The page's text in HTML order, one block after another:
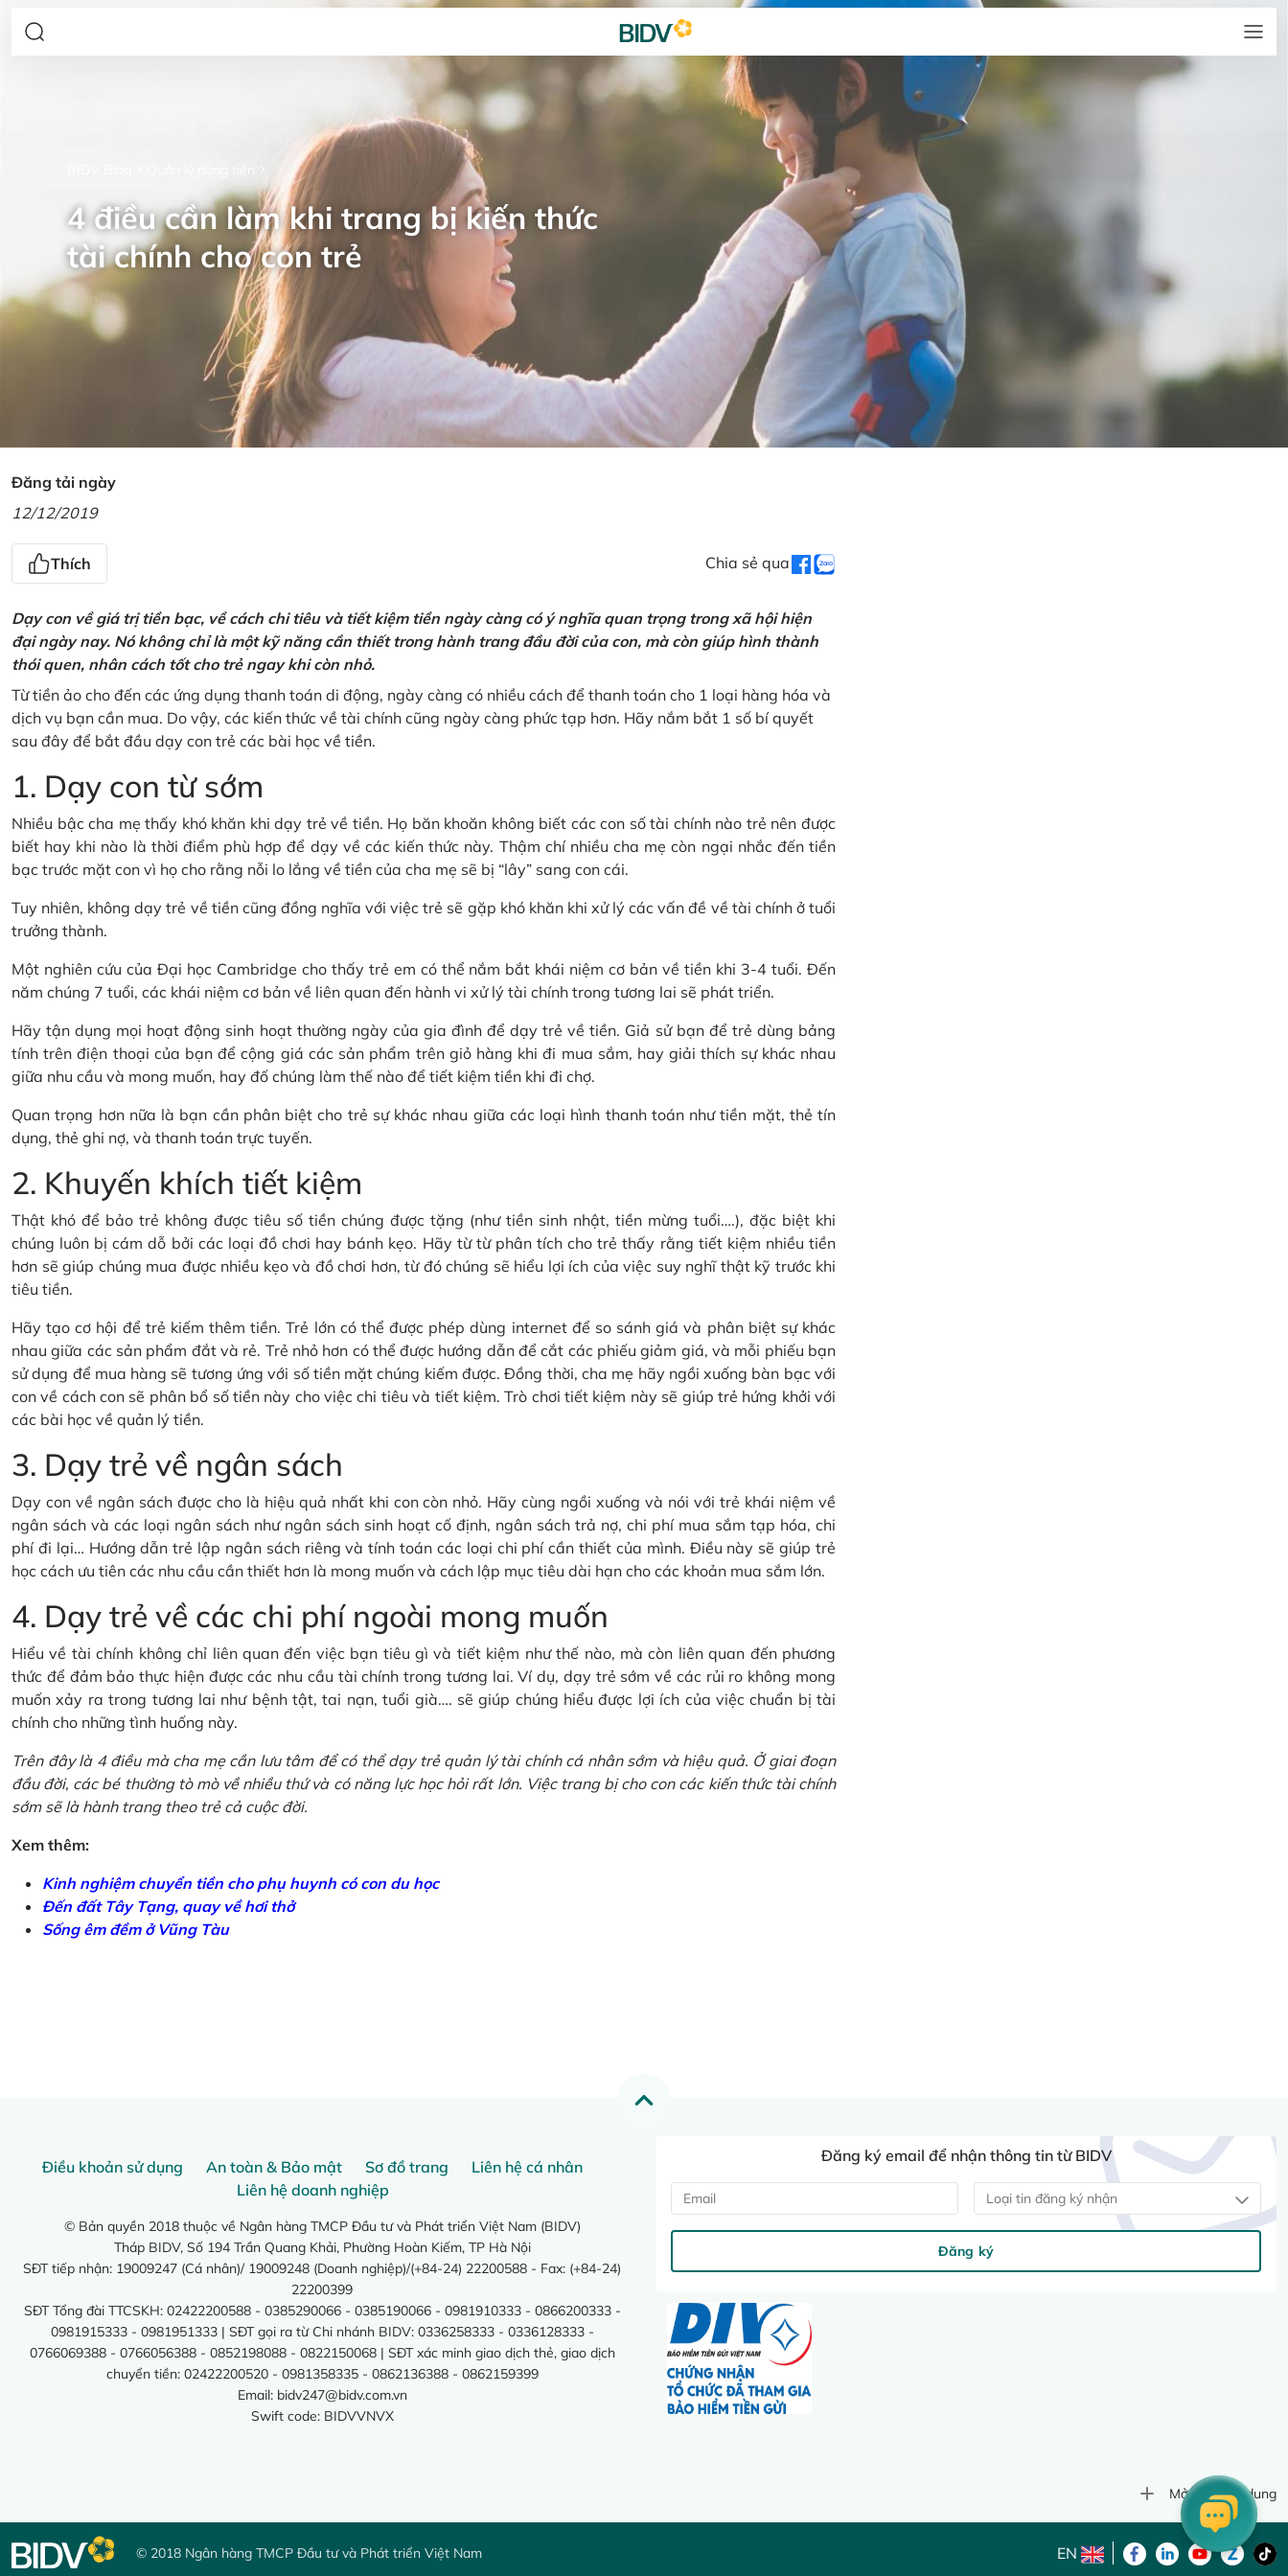
4 điều cần làm khi trang bị kiến thức
tài chính cho con trẻ
Đăng tải ngày
12/12/2019
Thích Chia sẻ qua
Dạy con về giá trị tiền bạc, về cách chi tiêu và tiết kiệm tiền ngày càng có ý nghĩa quan trọng trong xã hội hiện
đại ngày nay. Nó không chỉ là một kỹ năng cần thiết trong hành trang đầu đời của con, mà còn giúp hình thành
thói quen, nhân cách tốt cho trẻ ngay khi còn nhỏ.
Từ tiền ảo cho đến các ứng dụng thanh toán di động, ngày càng có nhiều cách để thanh toán cho 1 loại hàng hóa và
dịch vụ bạn cần mua. Do vậy, các kiến thức về tài chính cũng ngày càng phức tạp hơn. Hãy nắm bắt 1 số bí quyết
sau đây để bắt đầu dạy con trẻ các bài học về tiền.
1. Dạy con từ sớm
Nhiều bậc cha mẹ thấy khó khăn khi dạy trẻ về tiền. Họ băn khoăn không biết các con số tài chính nào trẻ nên được
biết hay khi nào là thời điểm phù hợp để dạy về các kiến thức này. Thậm chí nhiều cha mẹ còn ngại nhắc đến tiền
bạc trước mặt con vì họ cho rằng nỗi lo lắng về tiền của cha mẹ sẽ bị “lây” sang con cái.
Tuy nhiên, không dạy trẻ về tiền cũng đồng nghĩa với việc trẻ sẽ gặp khó khăn khi xử lý các vấn đề về tài chính ở tuổi
trưởng thành.
Một nghiên cứu của Đại học Cambridge cho thấy trẻ em có thể nắm bắt khái niệm cơ bản về tiền khi 3-4 tuổi. Đến
năm chúng 7 tuổi, các khái niệm cơ bản về liên quan đến hành vi xử lý tài chính trong tương lai sẽ phát triển.
Hãy tận dụng mọi hoạt động sinh hoạt thường ngày của gia đình để dạy trẻ về tiền. Giả sử bạn để trẻ dùng bảng
tính trên điện thoại của bạn để cộng giá các sản phẩm trên giỏ hàng khi đi mua sắm, hay giải thích sự khác nhau
giữa nhu cầu và mong muốn, hay đố chúng làm thế nào để tiết kiệm tiền khi đi chợ.
Quan trọng hơn nữa là bạn cần phân biệt cho trẻ sự khác nhau giữa các loại hình thanh toán như tiền mặt, thẻ tín
dụng, thẻ ghi nợ, và thanh toán trực tuyến.
2. Khuyến khích tiết kiệm
Thật khó để bảo trẻ không được tiêu số tiền chúng được tặng (như tiền sinh nhật, tiền mừng tuổi….), đặc biệt khi
chúng luôn bị cám dỗ bởi các loại đồ chơi hay bánh kẹo. Hãy từ từ phân tích cho trẻ thấy rằng tiết kiệm nhiều tiền
hơn sẽ giúp chúng mua được nhiều kẹo và đồ chơi hơn, từ đó chúng sẽ hiểu lợi ích của việc suy nghĩ thật kỹ trước khi
tiêu tiền.
Hãy tạo cơ hội để trẻ kiếm thêm tiền. Trẻ lớn có thể được phép dùng internet để so sánh giá và phân biệt sự khác
nhau giữa các sản phẩm đắt và rẻ. Trẻ nhỏ hơn có thể được hướng dẫn để cắt các phiếu giảm giá, và mỗi phiếu bạn
sử dụng để mua hàng sẽ tương ứng với số tiền mặt chúng kiếm được. Đồng thời, cha mẹ hãy ngồi xuống bàn bạc với
con về cách con sẽ phân bổ số tiền này cho việc chi tiêu và tiết kiệm. Trò chơi tiết kiệm này sẽ giúp trẻ hứng khởi với
các bài học về quản lý tiền.
3. Dạy trẻ về ngân sách
Dạy con về ngân sách được cho là hiệu quả nhất khi con còn nhỏ. Hãy cùng ngồi xuống và nói với trẻ khái niệm về
ngân sách và các loại ngân sách như ngân sách sinh hoạt cố định, ngân sách trả nợ, chi phí mua sắm tạp hóa, chi
phí đi lại… Hướng dẫn trẻ lập ngân sách riêng và tính toán các loại chi phí cần thiết của mình. Điều này sẽ giúp trẻ
học cách ưu tiên các nhu cầu cần thiết hơn là mong muốn và cách lập mục tiêu dài hạn cho các khoản mua sắm lớn.
4. Dạy trẻ về các chi phí ngoài mong muốn
Hiểu về tài chính không chỉ liên quan đến việc bạn tiêu gì và tiết kiệm như thế nào, mà còn liên quan đến phương
thức để đảm bảo thực hiện được các nhu cầu tài chính trong tương lai. Ví dụ, dạy trẻ sớm về các rủi ro không mong
muốn xảy ra trong tương lai như bệnh tật, tai nạn, tuổi già…. sẽ giúp chúng hiểu được lợi ích của việc chuẩn bị tài
chính cho những tình huống này.
Trên đây là 4 điều mà cha mẹ cần lưu tâm để có thể dạy trẻ quản lý tài chính cá nhân sớm và hiệu quả. Ở giai đoạn
đầu đời, các bé thường tò mò về nhiều thứ và có năng lực học hỏi rất lớn. Việc trang bị cho con các kiến thức tài chính
sớm sẽ là hành trang theo trẻ cả cuộc đời.
Xem thêm:
Kinh nghiệm chuyển tiền cho phụ huynh có con du học
Đến đất Tây Tạng, quay về hơi thở
Sống êm đềm ở Vũng Tàu
Điều khoản sử dụng An toàn & Bảo mật Sơ đồ trang
Liên hệ cá nhân
Liên hệ doanh nghiệp
© Bản quyền 2018 thuộc về Ngân hàng TMCP Đầu tư và Phát triển Việt Nam (BIDV)
Tháp BIDV, Số 194 Trần Quang Khải, Phường Hoàn Kiếm, TP Hà Nội
SĐT tiếp nhận: 19009247 (Cá nhân)/ 19009248 (Doanh nghiệp)/(+84-24) 22200588 - Fax: (+84-24)
22200399
SĐT Tổng đài TTCSKH: 02422200588 - 0385290066 - 0385190066 - 0981910333 - 0866200333 -
0981915333 - 0981951333 | SĐT gọi ra từ Chi nhánh BIDV: 0336258333 - 0336128333 -
0766069388 - 0766056388 - 0852198088 - 0822150068 | SĐT xác minh giao dịch thẻ, giao dịch
chuyển tiền: 02422200520 - 0981358335 - 0862136388 - 0862159399
Email: bidv247@bidv.com.vn
Swift code: BIDVVNVX
Đăng ký email để nhận thông tin từ BIDV
Loại tin đăng ký nhận
Đăng ký
Mở rộng nội dung
© 2018 Ngân hàng TMCP Đầu tư và Phát triển Việt Nam EN